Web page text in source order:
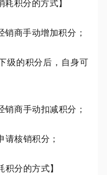
耗积分的方式】
商手动增加积分；
级的积分后，自身可
销商手动扣减积分 ；
核销积分；
积分的方式】